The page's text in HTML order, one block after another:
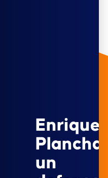
Enrique
un